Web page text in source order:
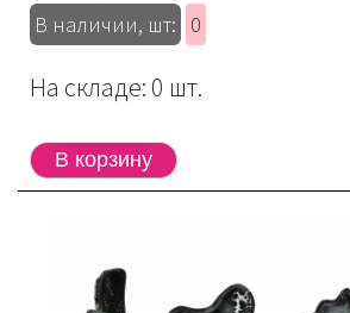
В наличии, шт:
0
На складе: 0 шт.